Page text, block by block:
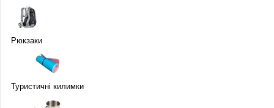
Рюкзаки
Туристичні килимки